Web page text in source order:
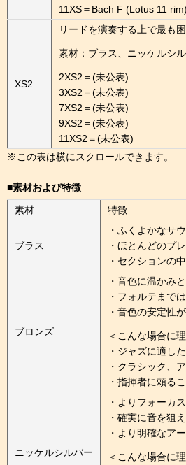
11XS＝Bach F (Lotus 11
XS2
リードを演奏する上で最も
素材：ブラス、ニッケルシ
2XS2＝(未公表)
3XS2＝(未公表)
7XS2＝(未公表)
9XS2＝(未公表)
11XS2＝(未公表)
■素材および特徴
素材
特徴
ブラス
・ふくよかなサ
・ほとんどのプ
・セクションの
ブロンズ
・音色に温かみ
・フォルテまで
・音色の安定性
＜こんな場合に
・ジャズに適し
・クラシック、
・指揮者に頼る
ニッケルシルバー
・よりフォーカ
・確実に音を狙
・より明確なア
＜こんな場合に